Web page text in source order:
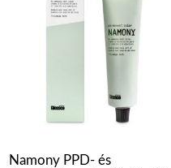
Namony PPD- és